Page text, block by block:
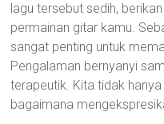
lagu tersebut sedih,
permainan gitar kamu.
sangat penting untuk
Pengalaman bernyanyi
terapeutik. Kita tidak
bagaimana